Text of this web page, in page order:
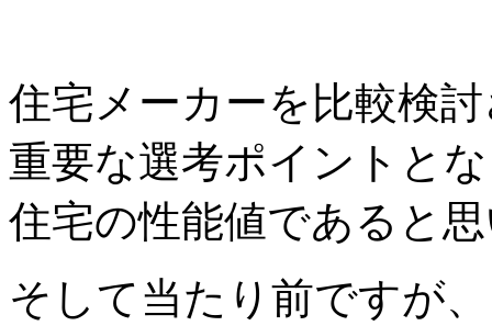
住宅メーカーを比較検
重要な選考ポイントと
住宅の性能値であると
そして当たり前ですが、